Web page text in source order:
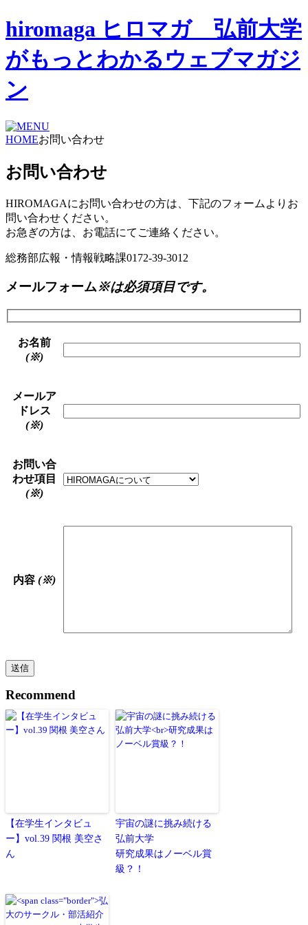
hiromaga ヒロマガ 弘前大学
がもっとわかるウェブマガジ
ン
HOMEお問い合わせ
お問い合わせ
HIROMAGAにお問い合わせの方は、下記のフォームよりお
問い合わせください。
お急ぎの方は、お電話にてご連絡ください。
総務部広報・情報戦略課0172-39-3012
メールフォーム※は必須項目です。
お名前
(※)
メールア
ドレス
(※)
お問い合
わせ項目
(※)
内容 (※)
Recommend
【在学生インタビュ
ー】vol.39 関根 美空さ
ん
宇宙の謎に挑み続ける
弘前大学
研究成果はノーベル賞
級？！